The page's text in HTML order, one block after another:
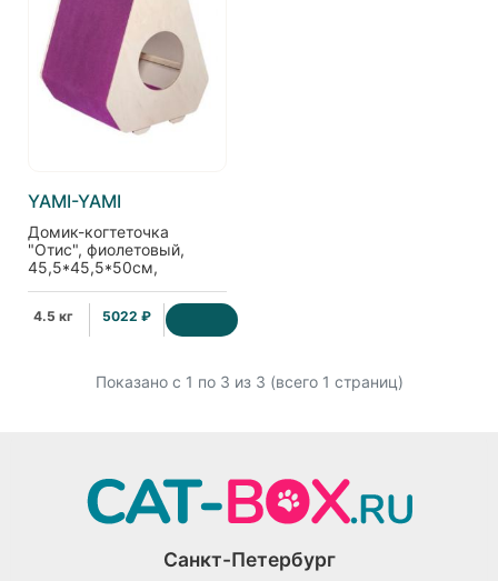
YAMI-YAMI
Домик-когтеточка
"Отис", фиолетовый,
45,5*45,5*50см,
4.5 кг 5022 ₽
Показано с 1 по 3 из 3 (всего 1 страниц)
Санкт-Петербург